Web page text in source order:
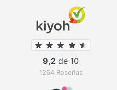
9,2 de 10
1264 Reseñas